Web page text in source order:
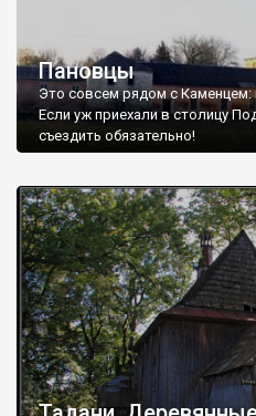
Пановцы
Это совсем рядом с Каменцем:
Если уж приехали в столицу
съездить обязательно!